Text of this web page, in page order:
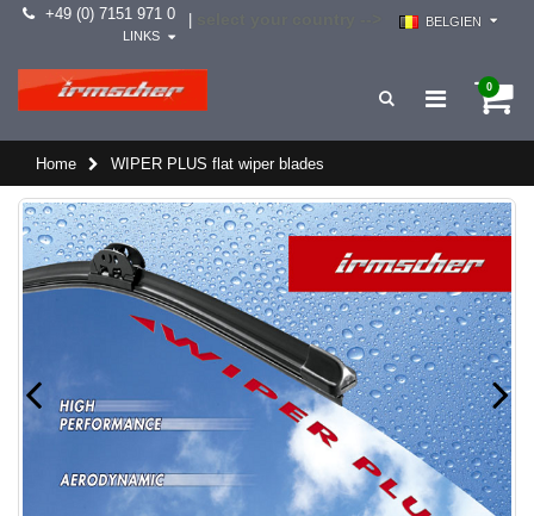
+49 (0) 7151 971 0
BELGIEN
LINKS
0
Home WIPER PLUS flat wiper blades